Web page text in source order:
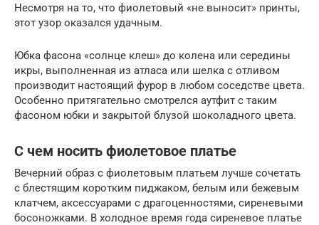
Несмотря на то, что фиолетовый «не выносит» принты,
этот узор оказался удачным.
Юбка фасона «солнце клеш» до колена или середины
икры, выполненная из атласа или шелка с отливом
производит настоящий фурор в любом соседстве цвета.
Особенно притягательно смотрелся аутфит с таким
фасоном юбки и закрытой блузой шоколадного цвета.
С чем носить фиолетовое платье
Вечерний образ с фиолетовым платьем лучше сочетать
с блестящим коротким пиджаком, белым или бежевым
клатчем, аксессуарами с драгоценностями, сиреневыми
босоножками. В холодное время года сиреневое платье